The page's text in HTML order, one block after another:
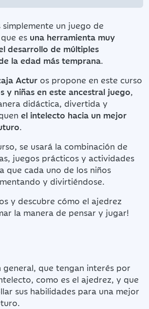
simplemente un juego de
es una herramienta muy
desarrollo de múltiples
la edad más temprana.
Actur os propone en este curso
y niñas en este ancestral juego,
didáctica, divertida y
el intelecto hacia un mejor
.
se usará la combinación de
juegos prácticos y actividades
que cada uno de los niños
y divirtiéndose.
y descubre cómo el ajedrez
la manera de pensar y jugar!
general, que tengan interés por
como es el ajedrez, y que
sus habilidades para una mejor